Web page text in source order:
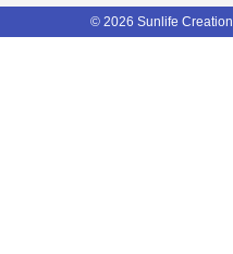
© 2026 Sunlife